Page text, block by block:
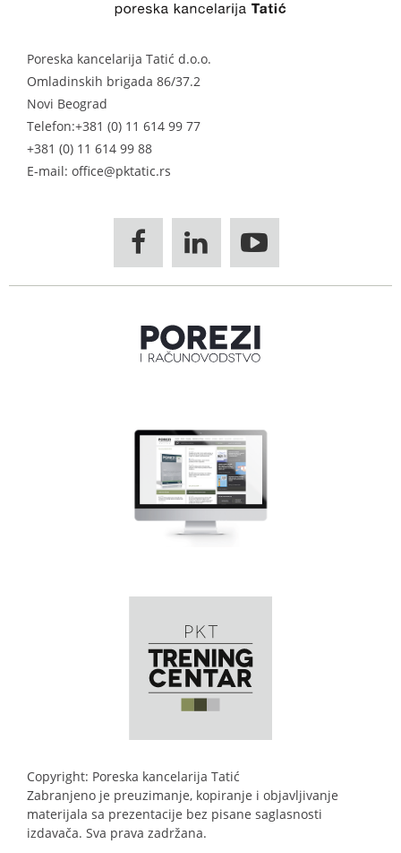
Poreska kancelarija Tatić d.o.o.
Omladinskih brigada 86/37.2
Novi Beograd
Telefon:+381 (0) 11 614 99 77
+381 (0) 11 614 99 88
E-mail: office@pktatic.rs
  
Copyright: Poreska kancelarija Tatić
Zabranjeno je preuzimanje, kopiranje i objavljivanje
materijala sa prezentacije bez pisane saglasnosti
izdavača. Sva prava zadržana.